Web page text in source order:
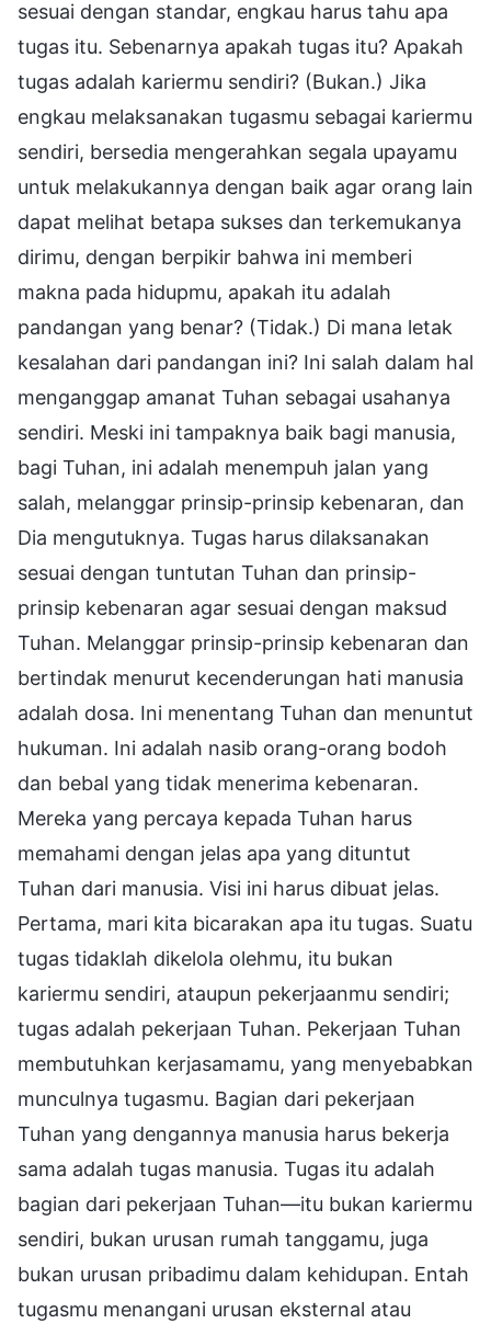
sesuai dengan standar, engkau harus tahu apa
tugas itu. Sebenarnya apakah tugas itu? Apakah
tugas adalah kariermu sendiri? (Bukan.) Jika
engkau melaksanakan tugasmu sebagai kariermu
sendiri, bersedia mengerahkan segala upayamu
untuk melakukannya dengan baik agar orang lain
dapat melihat betapa sukses dan terkemukanya
dirimu, dengan berpikir bahwa ini memberi
makna pada hidupmu, apakah itu adalah
pandangan yang benar? (Tidak.) Di mana letak
kesalahan dari pandangan ini? Ini salah dalam hal
menganggap amanat Tuhan sebagai usahanya
sendiri. Meski ini tampaknya baik bagi manusia,
bagi Tuhan, ini adalah menempuh jalan yang
salah, melanggar prinsip-prinsip kebenaran, dan
Dia mengutuknya. Tugas harus dilaksanakan
sesuai dengan tuntutan Tuhan dan prinsip-
prinsip kebenaran agar sesuai dengan maksud
Tuhan. Melanggar prinsip-prinsip kebenaran dan
bertindak menurut kecenderungan hati manusia
adalah dosa. Ini menentang Tuhan dan menuntut
hukuman. Ini adalah nasib orang-orang bodoh
dan bebal yang tidak menerima kebenaran.
Mereka yang percaya kepada Tuhan harus
memahami dengan jelas apa yang dituntut
Tuhan dari manusia. Visi ini harus dibuat jelas.
Pertama, mari kita bicarakan apa itu tugas. Suatu
tugas tidaklah dikelola olehmu, itu bukan
kariermu sendiri, ataupun pekerjaanmu sendiri;
tugas adalah pekerjaan Tuhan. Pekerjaan Tuhan
membutuhkan kerjasamamu, yang menyebabkan
munculnya tugasmu. Bagian dari pekerjaan
Tuhan yang dengannya manusia harus bekerja
sama adalah tugas manusia. Tugas itu adalah
bagian dari pekerjaan Tuhan—itu bukan kariermu
sendiri, bukan urusan rumah tanggamu, juga
bukan urusan pribadimu dalam kehidupan. Entah
tugasmu menangani urusan eksternal atau